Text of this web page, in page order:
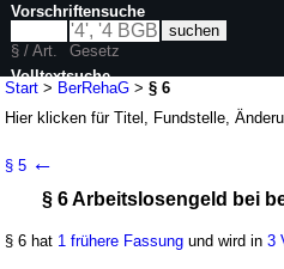
Start > BerRehaG >§ 6
Hier klicken fürTitel, Fundstelle,
(BerRehaG)
neugefasst durch B. v. 01.07.1997
Geltung ab 01.07.1994; FNA: 255-1
§ 5 ←
§ 6 Arbeitslosengeld bei
§ 6 hat 1 frühere Fassung und wird in3
Vorschriftensuche
§ / Art.
Gesetz
Volltextsuche
nur in BerRehaG